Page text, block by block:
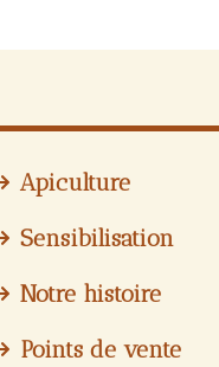
Apiculture
Sensibilisation
Notre histoire
Points de vente